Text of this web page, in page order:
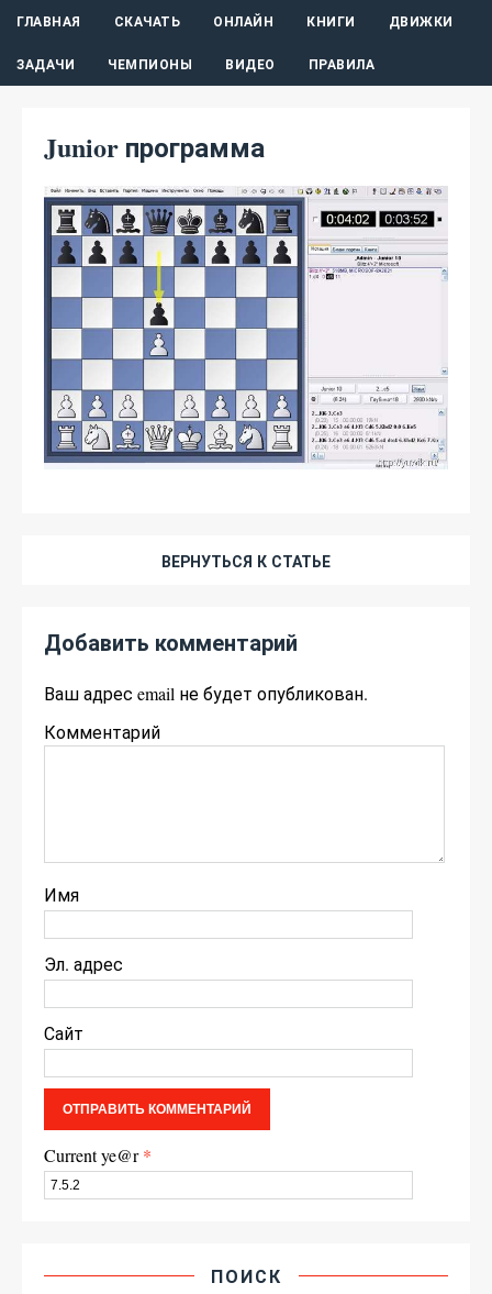
ГЛАВНАЯ СКАЧАТЬ ОНЛАЙН КНИГИ ДВИЖКИ
ЗАДАЧИ ЧЕМПИОНЫ ВИДЕО ПРАВИЛА
Junior программа
ВЕРНУТЬСЯ К СТАТЬЕ
Добавить комментарий
Ваш адрес email не будет опубликован.
Комментарий
Имя
Эл. адрес
Сайт
Current ye@r*
ПОИСК